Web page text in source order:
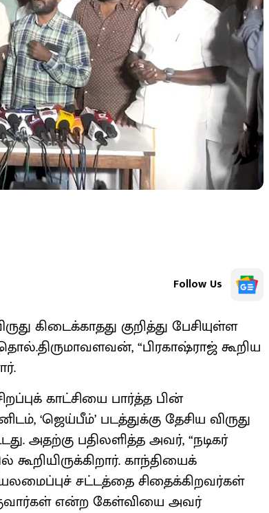
Follow Us
கிடைக்காதது குறித்து பேசியுள்ள
“பிரகாஷ்ராஜ் கூறிய
காட்சியை பார்த்த பின்
‘ஜெய்பீம்’ படத்துக்கு தேசிய விருது
அதற்கு பதிலளித்த அவர், “நடிகர்
காந்தியைக்
சட்டத்தை சிதைக்கிறவர்கள்
என்ற கேள்வியை அவர்